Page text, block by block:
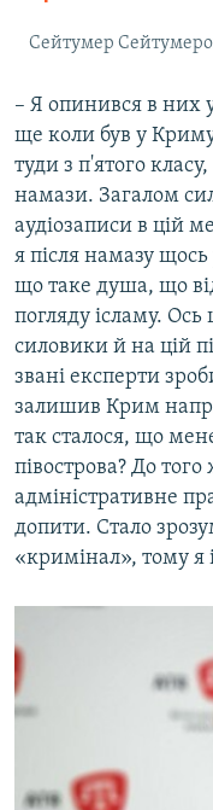
Сейтумер
– Я опинився в них
ще коли був у Криму
туди з п'ятого
намази. Загалом
аудіозаписи в цій
я після намазу
що таке душа, що
погляду ісламу. Ось
силовики й на цій
звані експерти
залишив Крим
так сталося, що
півострова? До
адміністративне
допити. Стало
«кримінал», тому я